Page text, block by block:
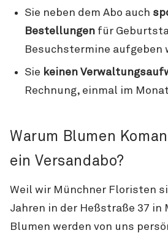
Sie neben dem Abo auch
Bestellungen für
Besuchstermine aufgeben
Sie keinen
Rechnung, einmal im
Warum Blumen
ein Versandabo?
Weil wir Münchner Floristen
Jahren in der Heßstraße 37 in
Blumen werden von uns